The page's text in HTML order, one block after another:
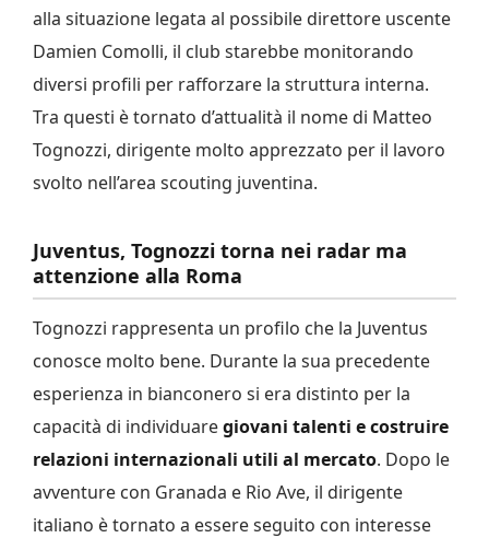
alla situazione legata al possibile direttore uscente
Damien Comolli, il club starebbe monitorando
diversi profili per rafforzare la struttura interna.
Tra questi è tornato d’attualità il nome di Matteo
Tognozzi, dirigente molto apprezzato per il lavoro
svolto nell’area scouting juventina.
Juventus, Tognozzi torna nei radar ma
attenzione alla Roma
Tognozzi rappresenta un profilo che la Juventus
conosce molto bene. Durante la sua precedente
esperienza in bianconero si era distinto per la
capacità di individuaregiovani talenti e costruire
relazioni internazionali utili al mercato. Dopo le
avventure con Granada e Rio Ave, il dirigente
italiano è tornato a essere seguito con interesse